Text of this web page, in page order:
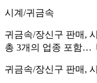
시계/귀금속
귀금속/장신구 판매,
총 3개의 업종 포함…
귀금속/장신구 판매,